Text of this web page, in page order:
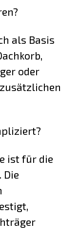
als Basis
oder
ist für die
Die